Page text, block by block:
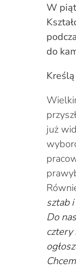
W
do
już
sztab
Do
cztery